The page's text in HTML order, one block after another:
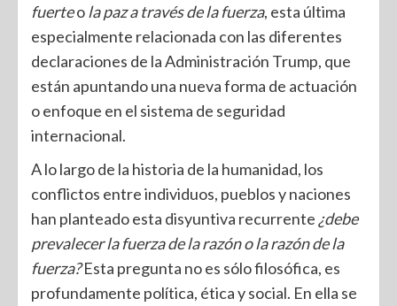
fuerteola paz a través de la fuerza, esta última
especialmente relacionada con las diferentes
declaraciones de la Administración Trump, que
están apuntando una nueva forma de actuación
o enfoque en el sistema de seguridad
internacional.
A lo largo de la historia de la humanidad, los
conflictos entre individuos, pueblos y naciones
han planteado esta disyuntiva recurrente ¿debe
prevalecer la fuerza de la razón o la razón de la
fuerza?Esta pregunta no es sólo filosófica, es
profundamente política, ética y social. En ella se